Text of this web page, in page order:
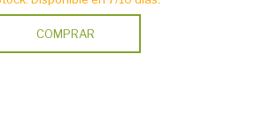
COMPRAR